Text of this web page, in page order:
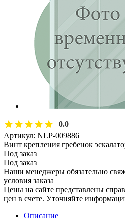
0.0
Артикул: NLP-009886
Винт крепления гребенок
Под заказ
Под заказ
Наши менеджеры обязательно
условия заказа
Цены на сайте представлены
цен в счете. Уточняйте
Описание